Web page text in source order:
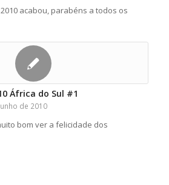
acabou, parabéns a todos os
África do Sul #1
de 2010
bom ver a felicidade dos